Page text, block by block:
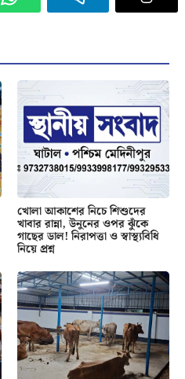
খোলা আকাশের নিচে শিশুদের
খাবার রান্না, উনুনের ওপর ঝুঁকে
গাছের ডাল! নিরাপত্তা ও স্বাস্থ্যবিধি
নিয়ে প্রশ্ন